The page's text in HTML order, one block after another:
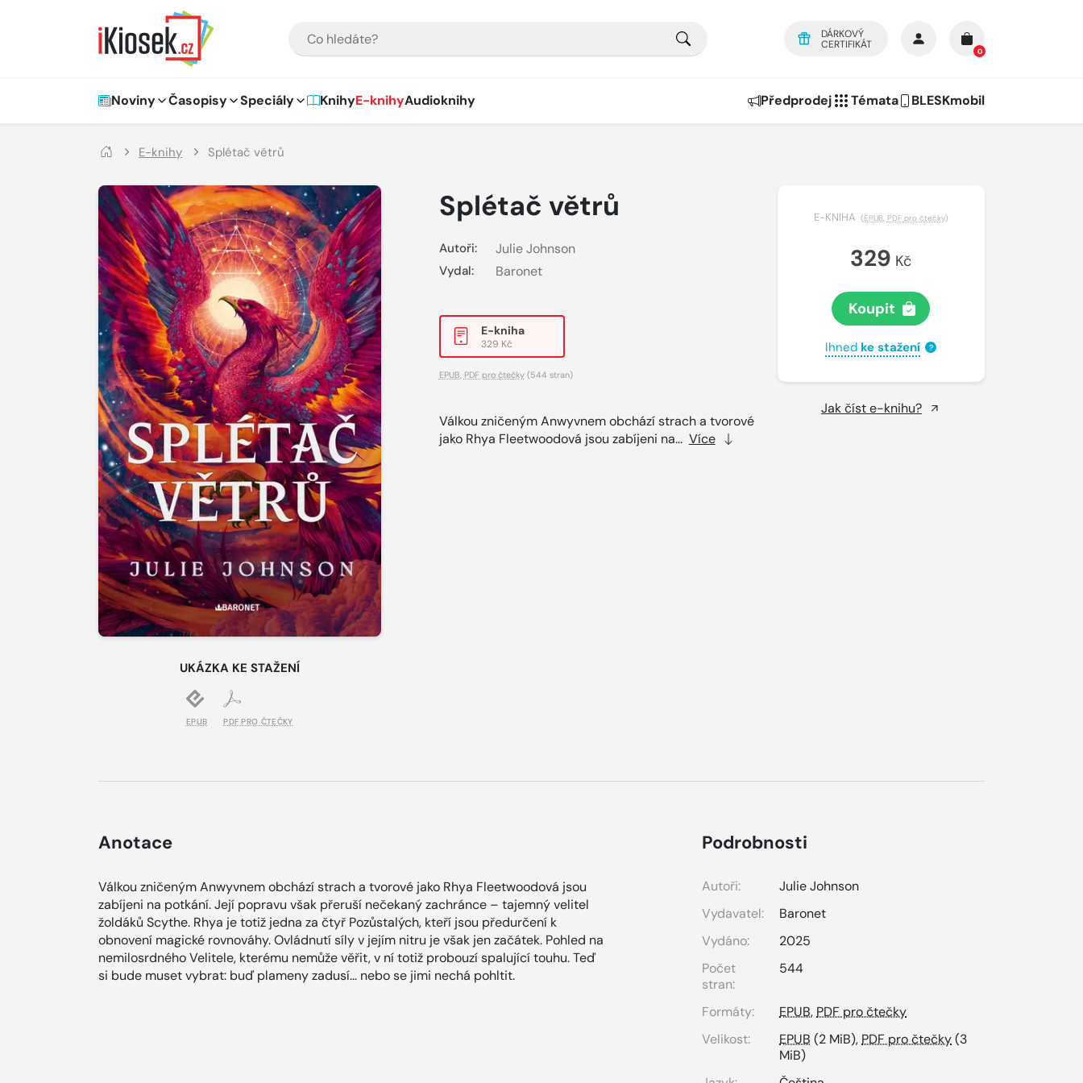
DÁRKOVÝ
CERTIFIKÁT
0
Hlavní navigace
Noviny Časopisy Speciály KnihyE-knihyAudioknihy Předprodej Témata BLESKmobil
E-knihy Splétač větrů
UKÁZKA KE STAŽENÍ
EPUB PDF PRO ČTEČKY
Splétač větrů
Autoři: Julie Johnson
Vydal: Baronet
E-kniha
329 Kč
EPUB PDF pro čtečky(544 stran)
Válkou zničeným Anwyvnem obchází strach a tvorové
jako Rhya Fleetwoodová jsou zabíjeni na... Více
E-KNIHA (EPUB, PDF pro čtečky)
329 Kč
Koupit
Ihned ke stažení ?
Jak číst e-knihu?
Anotace
Válkou zničeným Anwyvnem obchází strach a tvorové jako Rhya Fleetwoodová jsou
zabíjeni na potkání. Její popravu však přeruší nečekaný zachránce – tajemný velitel
žoldáků Scythe. Rhya je totiž jedna za čtyř Pozůstalých, kteří jsou předurčení k
obnovení magické rovnováhy. Ovládnutí síly v jejím nitru je však jen začátek. Pohled na
nemilosrdného Velitele, kterému nemůže věřit, v ní totiž probouzí spalující touhu. Teď
si bude muset vybrat: buď plameny zadusí... nebo se jimi nechá pohltit.
Podrobnosti
Autoři:
Julie Johnson
Vydavatel:
Baronet
Vydáno:
2025
Počet
stran:
544
Formáty: EPUB, PDF pro čtečky
Velikost:
EPUB (2 MiB), PDF pro čtečky(3
MiB)